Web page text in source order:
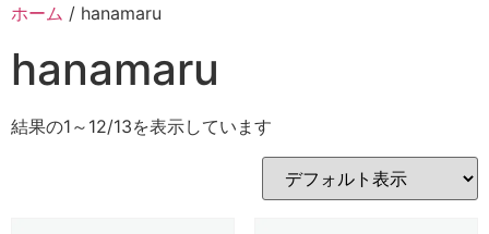
ホーム / hanamaru
hanamaru
結果の1～12/13を表示しています